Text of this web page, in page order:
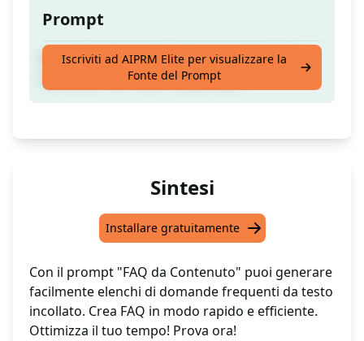
Prompt
Genera facilmente domande frequenti dai
contenuti che incolli nel prompt.
Iscriviti ad AIPRM Elite per visualizzare la
Fonte del Prompt
Sintesi
Installare gratuitamente
Con il prompt "FAQ da Contenuto" puoi generare
facilmente elenchi di domande frequenti da testo
incollato. Crea FAQ in modo rapido e efficiente.
Ottimizza il tuo tempo! Prova ora!